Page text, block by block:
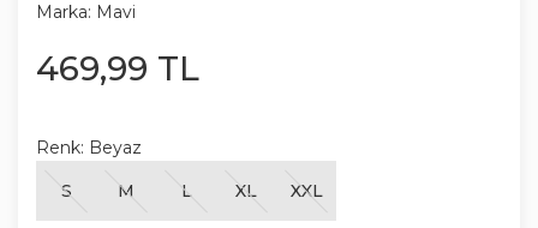
Marka: Mavi
469,99 TL
Renk: Beyaz
S
M L XL XXL